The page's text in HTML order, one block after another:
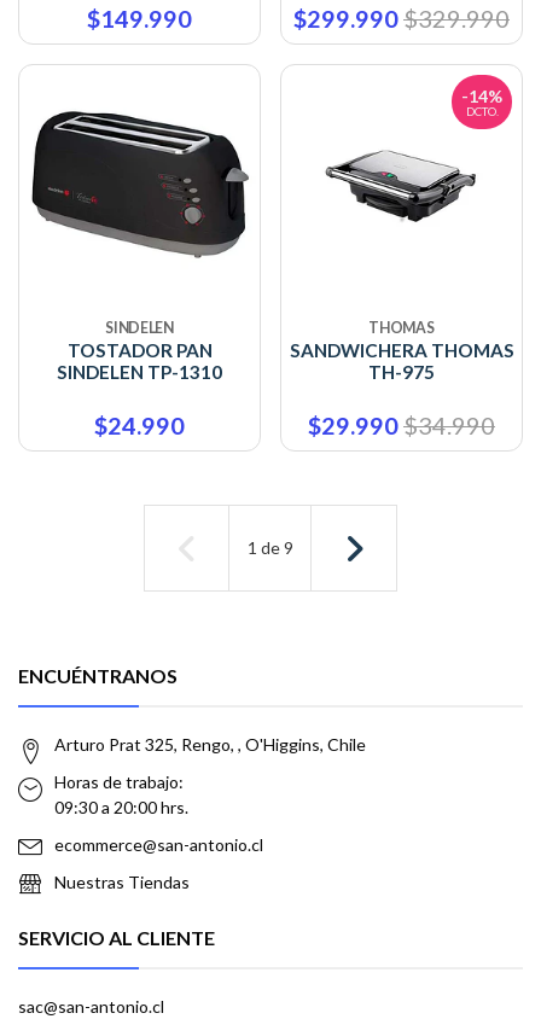
$149.990 $299.990$329.990
SINDELEN
TOSTADOR PAN
SINDELEN TP-1310
$24.990
-14%
DCTO.
THOMAS
SANDWICHERA THOMAS
TH-975
$29.990$34.990
1 de 9
ENCUÉNTRANOS
Arturo Prat 325, Rengo, , O'Higgins, Chile
Horas de trabajo:
09:30 a 20:00 hrs.
ecommerce@san-antonio.cl
Nuestras Tiendas
SERVICIO AL CLIENTE
sac@san-antonio.cl